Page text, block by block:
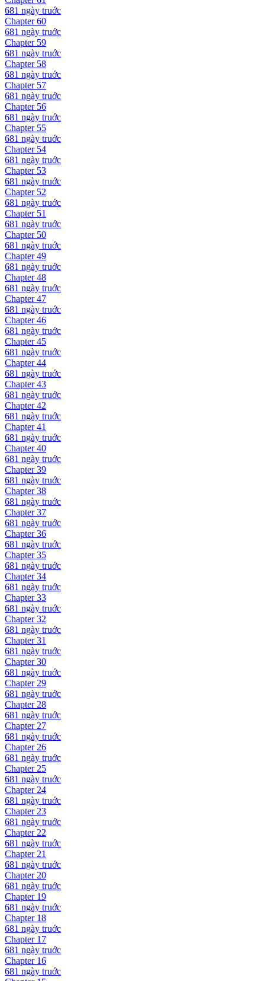
681 ngày truớc
Chapter60
681 ngày truớc
Chapter 59
681 ngày truớc
Chapter 58
681 ngày truớc
Chapter 57
681 ngày truớc
Chapter 56
681 ngày truớc
Chapter 55
681 ngày truớc
Chapter 54
681 ngày truớc
Chapter 53
681 ngày truớc
Chapter 52
681 ngày truớc
Chapter 51
681 ngày truớc
Chapter 50
681 ngày truớc
Chapter49
681 ngày truớc
Chapter48
681 ngày truớc
Chapter47
681 ngày truớc
Chapter46
681 ngày truớc
Chapter45
681 ngày truớc
Chapter44
681 ngày truớc
Chapter43
681 ngày truớc
Chapter42
681 ngày truớc
Chapter41
681 ngày truớc
Chapter40
681 ngày truớc
Chapter39
681 ngày truớc
Chapter38
681 ngày truớc
Chapter37
681 ngày truớc
Chapter36
681 ngày truớc
Chapter35
681 ngày truớc
Chapter34
681 ngày truớc
Chapter33
681 ngày truớc
Chapter32
681 ngày truớc
Chapter31
681 ngày truớc
Chapter30
681 ngày truớc
Chapter 29
681 ngày truớc
Chapter 28
681 ngày truớc
Chapter 27
681 ngày truớc
Chapter 26
681 ngày truớc
Chapter 25
681 ngày truớc
Chapter 24
681 ngày truớc
Chapter 23
681 ngày truớc
Chapter 22
681 ngày truớc
Chapter 21
681 ngày truớc
Chapter 20
681 ngày truớc
Chapter 19
681 ngày truớc
Chapter 18
681 ngày truớc
Chapter 17
681 ngày truớc
Chapter 16
681 ngày truớc